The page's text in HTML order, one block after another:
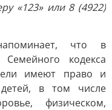
«123» или 8 (4922)
что в
кодекса
имеют право и
в том числе
физическом,